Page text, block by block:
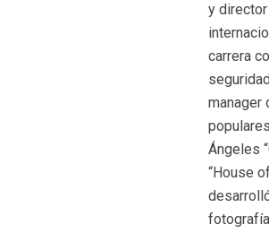
y
carrera
manager
Ángeles
“House